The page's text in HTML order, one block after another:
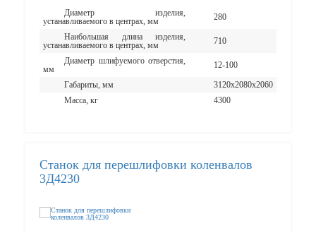
Диаметр изделия,
устанавливаемого в центрах, мм
280
Наибольшая длина изделия,
устанавливаемого в центрах, мм
710
Диаметр шлифуемого отверстия,
мм
12-100
Габариты, мм
3120х2080х2060
Масса, кг
4300
Станок для перешлифовки коленвалов
3Д4230